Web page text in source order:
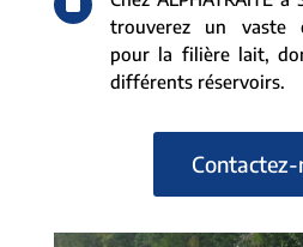
trouverez un vaste
pour la filière lait,
différents réservoirs.
Contactez-